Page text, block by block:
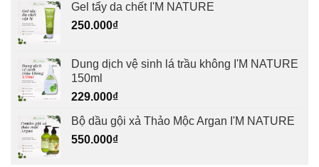
Gel tẩy da chết I'M NATURE
250.000₫
Dung dịch vệ sinh lá trầu không I'M NATURE
150ml
229.000₫
Bộ dầu gội xả Thảo Mộc Argan I'M NATURE
550.000₫